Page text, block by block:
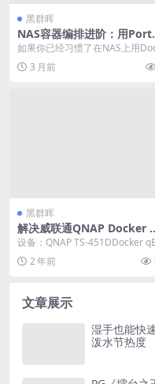
黑群晖
NAS容器编排进阶：用
ner Stacks实现一键部署复
Docker应用组合
如果你已经习惯了在NAS上用
er跑各种服务，一定经历过这样的
痛苦：手动一...
3 月前
黑群晖
解决威联通QNAP Docker
ittorrent下载文件消失问题
设备：QNAP TS-451DDocker
torrent部署和映射不作...
2 年前
文章展示
湿手也能快
泼水节热度